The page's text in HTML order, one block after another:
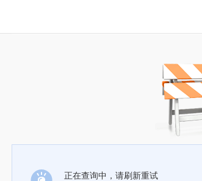
正在查询中，请刷新重试